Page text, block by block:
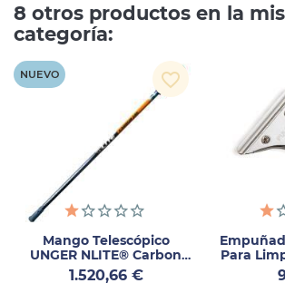
8 otros productos en la
categoría:
Mango Telescópico
UNGER NLITE® Carbon
24K Con Circulación De
Agua
Precio
1.520,66 €
NUEVO favorite_border
Para